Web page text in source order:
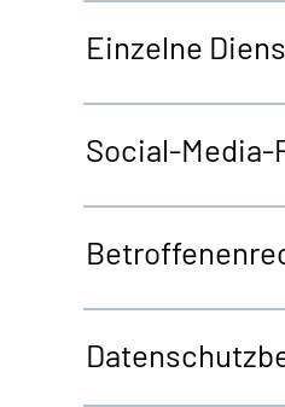
Einzelne
Social-Media-